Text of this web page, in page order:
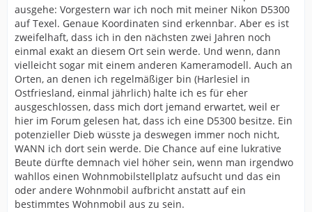
ausgehe: Vorgestern war ich noch mit meiner Nikon D5300
auf Texel. Genaue Koordinaten sind erkennbar. Aber es ist
zweifelhaft, dass ich in den nächsten zwei Jahren noch
einmal exakt an diesem Ort sein werde. Und wenn, dann
vielleicht sogar mit einem anderen Kameramodell. Auch an
Orten, an denen ich regelmäßiger bin (Harlesiel in
Ostfriesland, einmal jährlich) halte ich es für eher
ausgeschlossen, dass mich dort jemand erwartet, weil er
hier im Forum gelesen hat, dass ich eine D5300 besitze. Ein
potenzieller Dieb wüsste ja deswegen immer noch nicht,
WANN ich dort sein werde. Die Chance auf eine lukrative
Beute dürfte demnach viel höher sein, wenn man irgendwo
wahllos einen Wohnmobilstellplatz aufsucht und das ein
oder andere Wohnmobil aufbricht anstatt auf ein
bestimmtes Wohnmobil aus zu sein.